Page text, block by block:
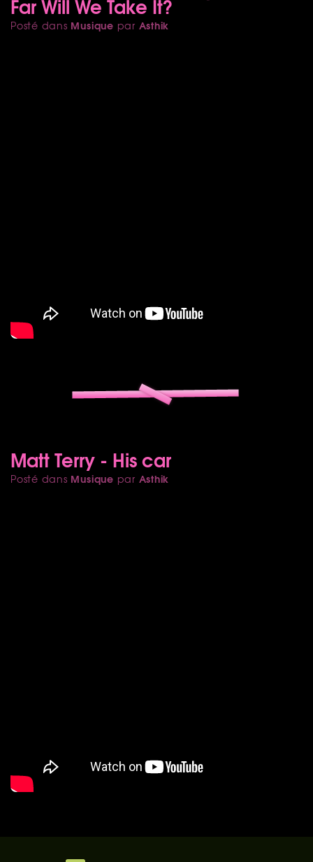
Posté dans Musique par Asthik
Matt Terry - His car
Posté dans Musique par Asthik